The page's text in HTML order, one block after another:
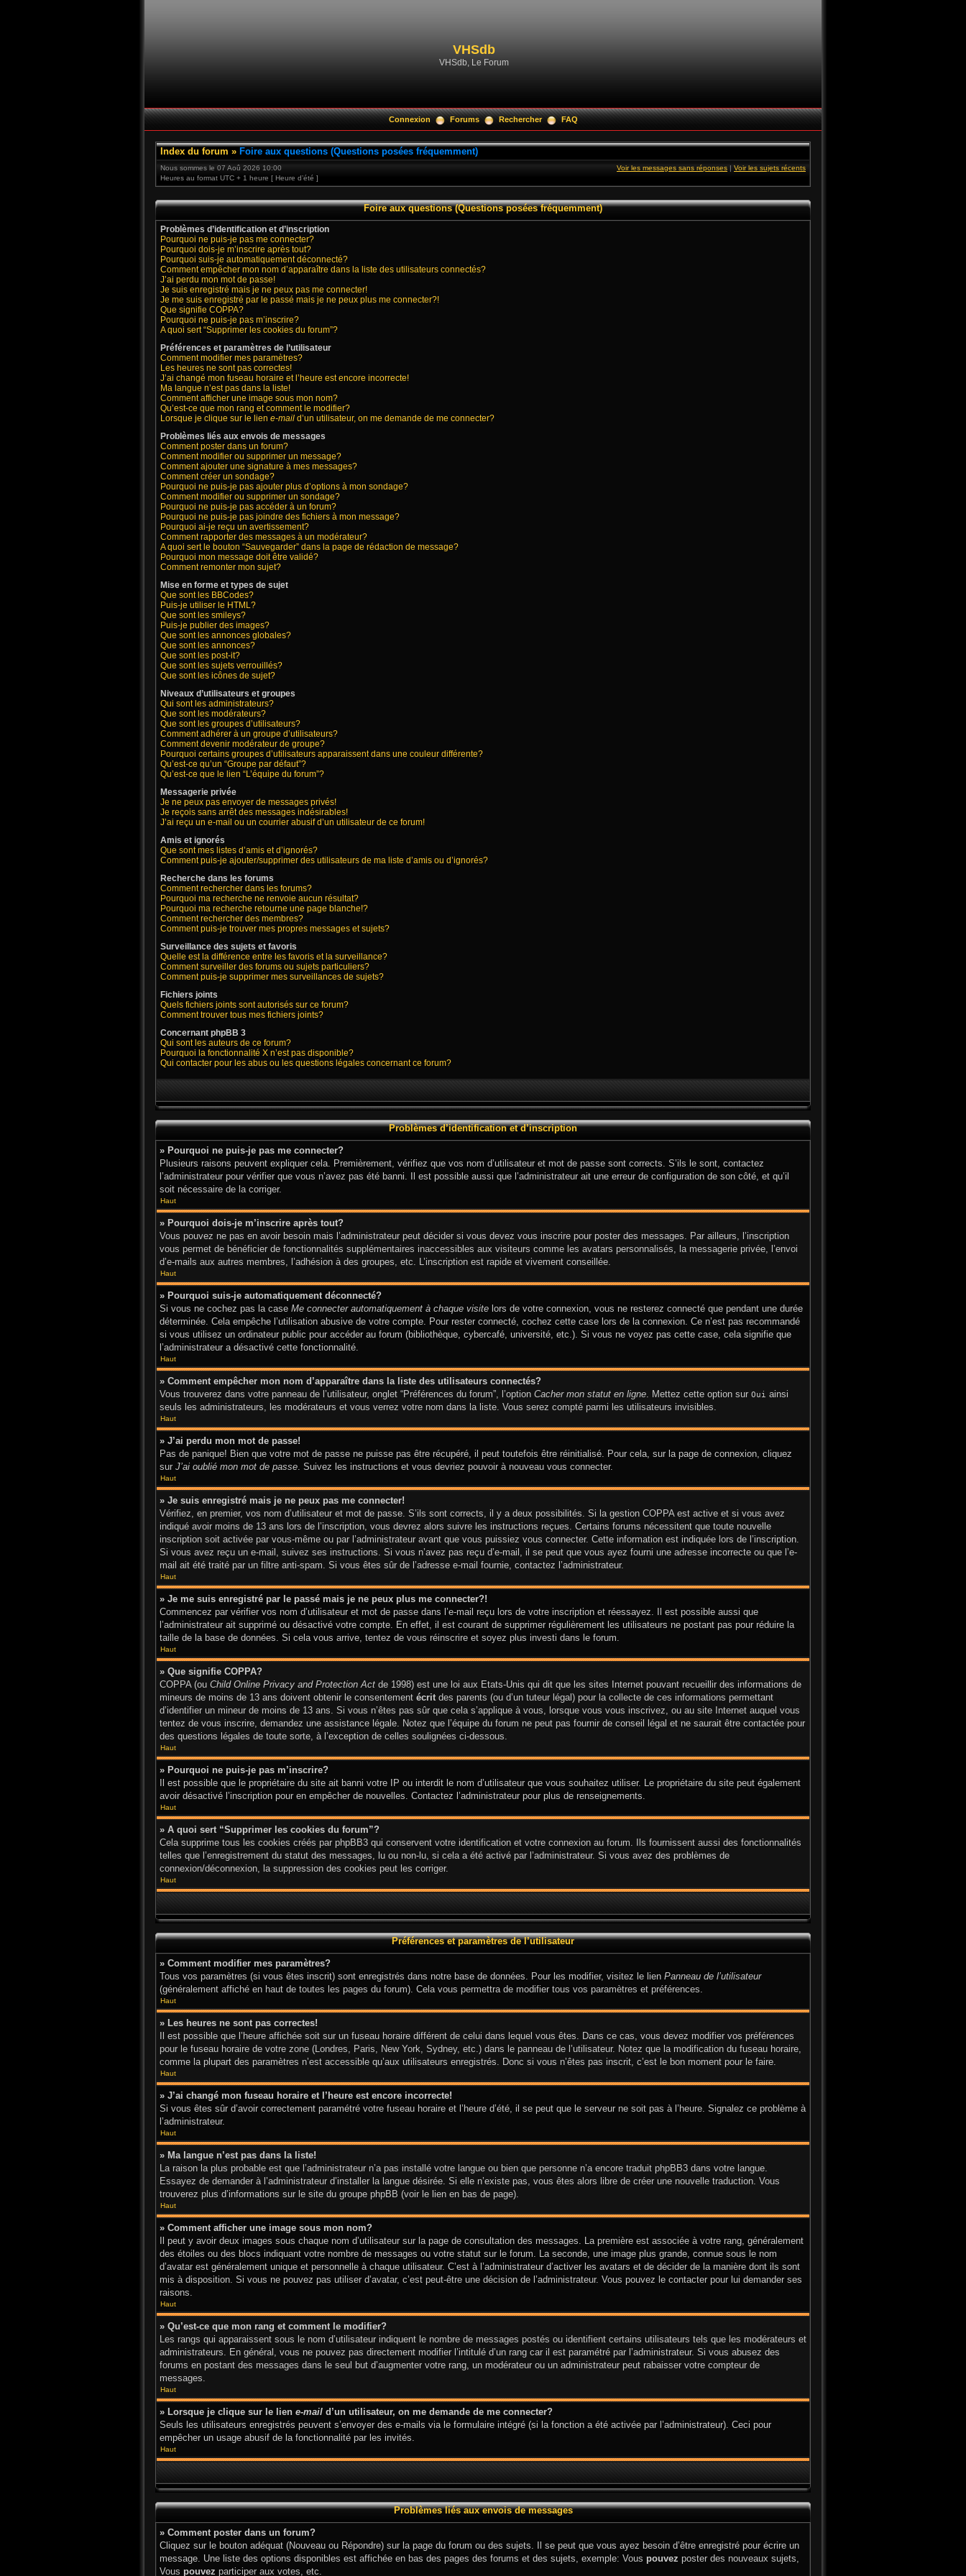
VHSdb
VHSdb, Le Forum
Connexion Forums Rechercher FAQ
Index du forum » Foire aux questions (Questions posées fréquemment)
Nous sommes le 07 Aoû 2026 10:00
Heures au format UTC + 1 heure [ Heure d’été ]
Voir les messages sans réponses | Voir les sujets récents
Foire aux questions (Questions posées fréquemment)
Problèmes d’identification et d’inscription
Pourquoi ne puis-je pas me connecter?
Pourquoi dois-je m’inscrire après tout?
Pourquoi suis-je automatiquement déconnecté?
Comment empêcher mon nom d’apparaître dans la liste des utilisateurs connectés?
J’ai perdu mon mot de passe!
Je suis enregistré mais je ne peux pas me connecter!
Je me suis enregistré par le passé mais je ne peux plus me connecter?!
Que signifie COPPA?
Pourquoi ne puis-je pas m’inscrire?
A quoi sert “Supprimer les cookies du forum”?
Préférences et paramètres de l’utilisateur
Comment modifier mes paramètres?
Les heures ne sont pas correctes!
J’ai changé mon fuseau horaire et l’heure est encore incorrecte!
Ma langue n’est pas dans la liste!
Comment afficher une image sous mon nom?
Qu’est-ce que mon rang et comment le modifier?
Lorsque je clique sur le lien e-mail d’un utilisateur, on me demande de me connecter?
Problèmes liés aux envois de messages
Comment poster dans un forum?
Comment modifier ou supprimer un message?
Comment ajouter une signature à mes messages?
Comment créer un sondage?
Pourquoi ne puis-je pas ajouter plus d’options à mon sondage?
Comment modifier ou supprimer un sondage?
Pourquoi ne puis-je pas accéder à un forum?
Pourquoi ne puis-je pas joindre des fichiers à mon message?
Pourquoi ai-je reçu un avertissement?
Comment rapporter des messages à un modérateur?
A quoi sert le bouton “Sauvegarder” dans la page de rédaction de message?
Pourquoi mon message doit être validé?
Comment remonter mon sujet?
Mise en forme et types de sujet
Que sont les BBCodes?
Puis-je utiliser le HTML?
Que sont les smileys?
Puis-je publier des images?
Que sont les annonces globales?
Que sont les annonces?
Que sont les post-it?
Que sont les sujets verrouillés?
Que sont les icônes de sujet?
Niveaux d’utilisateurs et groupes
Qui sont les administrateurs?
Que sont les modérateurs?
Que sont les groupes d’utilisateurs?
Comment adhérer à un groupe d’utilisateurs?
Comment devenir modérateur de groupe?
Pourquoi certains groupes d’utilisateurs apparaissent dans une couleur différente?
Qu’est-ce qu’un “Groupe par défaut”?
Qu’est-ce que le lien “L’équipe du forum”?
Messagerie privée
Je ne peux pas envoyer de messages privés!
Je reçois sans arrêt des messages indésirables!
J’ai reçu un e-mail ou un courrier abusif d’un utilisateur de ce forum!
Amis et ignorés
Que sont mes listes d’amis et d’ignorés?
Comment puis-je ajouter/supprimer des utilisateurs de ma liste d’amis ou d’ignorés?
Recherche dans les forums
Comment rechercher dans les forums?
Pourquoi ma recherche ne renvoie aucun résultat?
Pourquoi ma recherche retourne une page blanche!?
Comment rechercher des membres?
Comment puis-je trouver mes propres messages et sujets?
Surveillance des sujets et favoris
Quelle est la différence entre les favoris et la surveillance?
Comment surveiller des forums ou sujets particuliers?
Comment puis-je supprimer mes surveillances de sujets?
Fichiers joints
Quels fichiers joints sont autorisés sur ce forum?
Comment trouver tous mes fichiers joints?
Concernant phpBB 3
Qui sont les auteurs de ce forum?
Pourquoi la fonctionnalité X n’est pas disponible?
Qui contacter pour les abus ou les questions légales concernant ce forum?
Problèmes d’identification et d’inscription
» Pourquoi ne puis-je pas me connecter?
Plusieurs raisons peuvent expliquer cela. Premièrement, vérifiez que vos nom d’utilisateur et mot de passe sont corrects. S’ils le sont, contactez
l’administrateur pour vérifier que vous n’avez pas été banni. Il est possible aussi que l’administrateur ait une erreur de configuration de son côté, et qu’il
soit nécessaire de la corriger.
Haut
» Pourquoi dois-je m’inscrire après tout?
Vous pouvez ne pas en avoir besoin mais l’administrateur peut décider si vous devez vous inscrire pour poster des messages. Par ailleurs, l’inscription
vous permet de bénéficier de fonctionnalités supplémentaires inaccessibles aux visiteurs comme les avatars personnalisés, la messagerie privée, l’envoi
d’e-mails aux autres membres, l’adhésion à des groupes, etc. L’inscription est rapide et vivement conseillée.
Haut
» Pourquoi suis-je automatiquement déconnecté?
Si vous ne cochez pas la case Me connecter automatiquement à chaque visite lors de votre connexion, vous ne resterez connecté que pendant une durée
déterminée. Cela empêche l’utilisation abusive de votre compte. Pour rester connecté, cochez cette case lors de la connexion. Ce n’est pas recommandé
si vous utilisez un ordinateur public pour accéder au forum (bibliothèque, cybercafé, université, etc.). Si vous ne voyez pas cette case, cela signifie que
l’administrateur a désactivé cette fonctionnalité.
Haut
» Comment empêcher mon nom d’apparaître dans la liste des utilisateurs connectés?
Vous trouverez dans votre panneau de l’utilisateur, onglet “Préférences du forum”, l’option Cacher mon statut en ligne. Mettez cette option sur Oui ainsi
seuls les administrateurs, les modérateurs et vous verrez votre nom dans la liste. Vous serez compté parmi les utilisateurs invisibles.
Haut
» J’ai perdu mon mot de passe!
Pas de panique! Bien que votre mot de passe ne puisse pas être récupéré, il peut toutefois être réinitialisé. Pour cela, sur la page de connexion, cliquez
sur J’ai oublié mon mot de passe. Suivez les instructions et vous devriez pouvoir à nouveau vous connecter.
Haut
» Je suis enregistré mais je ne peux pas me connecter!
Vérifiez, en premier, vos nom d’utilisateur et mot de passe. S’ils sont corrects, il y a deux possibilités. Si la gestion COPPA est active et si vous avez
indiqué avoir moins de 13 ans lors de l’inscription, vous devrez alors suivre les instructions reçues. Certains forums nécessitent que toute nouvelle
inscription soit activée par vous-même ou par l’administrateur avant que vous puissiez vous connecter. Cette information est indiquée lors de l’inscription.
Si vous avez reçu un e-mail, suivez ses instructions. Si vous n’avez pas reçu d’e-mail, il se peut que vous ayez fourni une adresse incorrecte ou que l’e-
mail ait été traité par un filtre anti-spam. Si vous êtes sûr de l’adresse e-mail fournie, contactez l’administrateur.
Haut
» Je me suis enregistré par le passé mais je ne peux plus me connecter?!
Commencez par vérifier vos nom d’utilisateur et mot de passe dans l’e-mail reçu lors de votre inscription et réessayez. Il est possible aussi que
l’administrateur ait supprimé ou désactivé votre compte. En effet, il est courant de supprimer régulièrement les utilisateurs ne postant pas pour réduire la
taille de la base de données. Si cela vous arrive, tentez de vous réinscrire et soyez plus investi dans le forum.
Haut
» Que signifie COPPA?
COPPA (ou Child Online Privacy and Protection Act de 1998) est une loi aux Etats-Unis qui dit que les sites Internet pouvant recueillir des informations de
mineurs de moins de 13 ans doivent obtenir le consentement écritdes parents (ou d’un tuteur légal) pour la collecte de ces informations permettant
d’identifier un mineur de moins de 13 ans. Si vous n’êtes pas sûr que cela s’applique à vous, lorsque vous vous inscrivez, ou au site Internet auquel vous
tentez de vous inscrire, demandez une assistance légale. Notez que l’équipe du forum ne peut pas fournir de conseil légal et ne saurait être contactée pour
des questions légales de toute sorte, à l’exception de celles soulignées ci-dessous.
Haut
» Pourquoi ne puis-je pas m’inscrire?
Il est possible que le propriétaire du site ait banni votre IP ou interdit le nom d’utilisateur que vous souhaitez utiliser. Le propriétaire du site peut également
avoir désactivé l’inscription pour en empêcher de nouvelles. Contactez l’administrateur pour plus de renseignements.
Haut
» A quoi sert “Supprimer les cookies du forum”?
Cela supprime tous les cookies créés par phpBB3 qui conservent votre identification et votre connexion au forum. Ils fournissent aussi des fonctionnalités
telles que l’enregistrement du statut des messages, lu ou non-lu, si cela a été activé par l’administrateur. Si vous avez des problèmes de
connexion/déconnexion, la suppression des cookies peut les corriger.
Haut
Préférences et paramètres de l’utilisateur
» Comment modifier mes paramètres?
Tous vos paramètres (si vous êtes inscrit) sont enregistrés dans notre base de données. Pour les modifier, visitez le lien Panneau de l’utilisateur
(généralement affiché en haut de toutes les pages du forum). Cela vous permettra de modifier tous vos paramètres et préférences.
Haut
» Les heures ne sont pas correctes!
Il est possible que l’heure affichée soit sur un fuseau horaire différent de celui dans lequel vous êtes. Dans ce cas, vous devez modifier vos préférences
pour le fuseau horaire de votre zone (Londres, Paris, New York, Sydney, etc.) dans le panneau de l’utilisateur. Notez que la modification du fuseau horaire,
comme la plupart des paramètres n’est accessible qu’aux utilisateurs enregistrés. Donc si vous n’êtes pas inscrit, c’est le bon moment pour le faire.
Haut
» J’ai changé mon fuseau horaire et l’heure est encore incorrecte!
Si vous êtes sûr d’avoir correctement paramétré votre fuseau horaire et l’heure d’été, il se peut que le serveur ne soit pas à l’heure. Signalez ce problème à
l’administrateur.
Haut
» Ma langue n’est pas dans la liste!
La raison la plus probable est que l’administrateur n’a pas installé votre langue ou bien que personne n’a encore traduit phpBB3 dans votre langue.
Essayez de demander à l’administrateur d’installer la langue désirée. Si elle n’existe pas, vous êtes alors libre de créer une nouvelle traduction. Vous
trouverez plus d’informations sur le site du groupe phpBB (voir le lien en bas de page).
Haut
» Comment afficher une image sous mon nom?
Il peut y avoir deux images sous chaque nom d’utilisateur sur la page de consultation des messages. La première est associée à votre rang, généralement
des étoiles ou des blocs indiquant votre nombre de messages ou votre statut sur le forum. La seconde, une image plus grande, connue sous le nom
d’avatar est généralement unique et personnelle à chaque utilisateur. C’est à l’administrateur d’activer les avatars et de décider de la manière dont ils sont
mis à disposition. Si vous ne pouvez pas utiliser d’avatar, c’est peut-être une décision de l’administrateur. Vous pouvez le contacter pour lui demander ses
raisons.
Haut
» Qu’est-ce que mon rang et comment le modifier?
Les rangs qui apparaissent sous le nom d’utilisateur indiquent le nombre de messages postés ou identifient certains utilisateurs tels que les modérateurs et
administrateurs. En général, vous ne pouvez pas directement modifier l’intitulé d’un rang car il est paramétré par l’administrateur. Si vous abusez des
forums en postant des messages dans le seul but d’augmenter votre rang, un modérateur ou un administrateur peut rabaisser votre compteur de
messages.
Haut
» Lorsque je clique sur le lien e-mail d’un utilisateur, on me demande de me connecter?
Seuls les utilisateurs enregistrés peuvent s’envoyer des e-mails via le formulaire intégré (si la fonction a été activée par l’administrateur). Ceci pour
empêcher un usage abusif de la fonctionnalité par les invités.
Haut
Problèmes liés aux envois de messages
» Comment poster dans un forum?
Cliquez sur le bouton adéquat (Nouveau ou Répondre) sur la page du forum ou des sujets. Il se peut que vous ayez besoin d’être enregistré pour écrire un
message. Une liste des options disponibles est affichée en bas des pages des forums et des sujets, exemple: Vous pouvez poster des nouveaux sujets,
Vous pouvez participer aux votes, etc.